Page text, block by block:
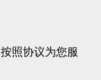
照协议为您服